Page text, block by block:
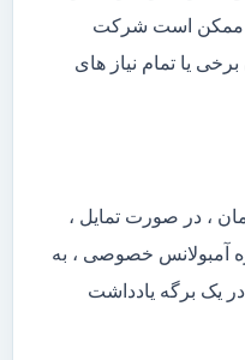
ممکن است شرکت
یا تمام نیاز های
، در صورت تمایل ،
آمبولانس خصوصی ، به
یک برگه یادداشت